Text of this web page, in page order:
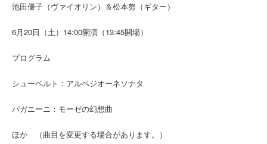
池田優子（ヴァイオリン）＆松本努（ギター）
6月20日（土）14:00開演（13:45開場）
プログラム
シューベルト：アルペジオーネソナタ
パガニーニ：モーゼの幻想曲
ほか （曲目を変更する場合があります。）